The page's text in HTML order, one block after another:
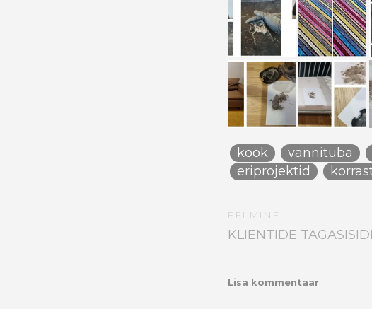
köök vannituba
eriprojektid
EELMINE
KLIENTIDE
Lisa kommentaar